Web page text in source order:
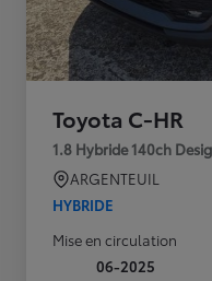
Toyota C-HR
1.8 Hybride 140ch
ARGENTEUIL
HYBRIDE
Mise en circulation
06-2025